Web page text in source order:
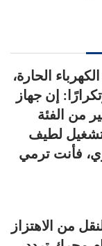
الحارة،
إن جهاز
من الفئة
تشغيل لطيف
فأنت ترمي
من الاهتزاز